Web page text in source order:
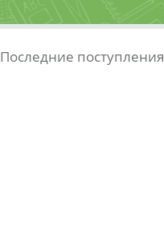
Последние поступления